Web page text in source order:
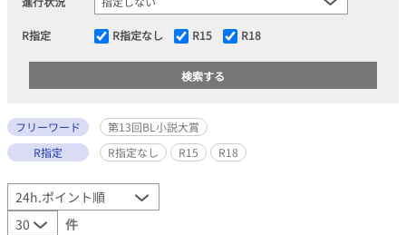
R指定 R指定なし R15 R18
フリーワード
第13回BL小説大賞
R指定
R指定なし R15 R18
件